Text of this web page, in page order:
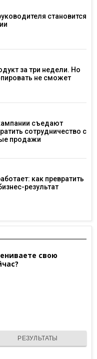
становится
за три недели. Но
не сможет
съедают
сотрудничество с
продажи
как превратить
результат
свою
РЕЗУЛЬТАТЫ